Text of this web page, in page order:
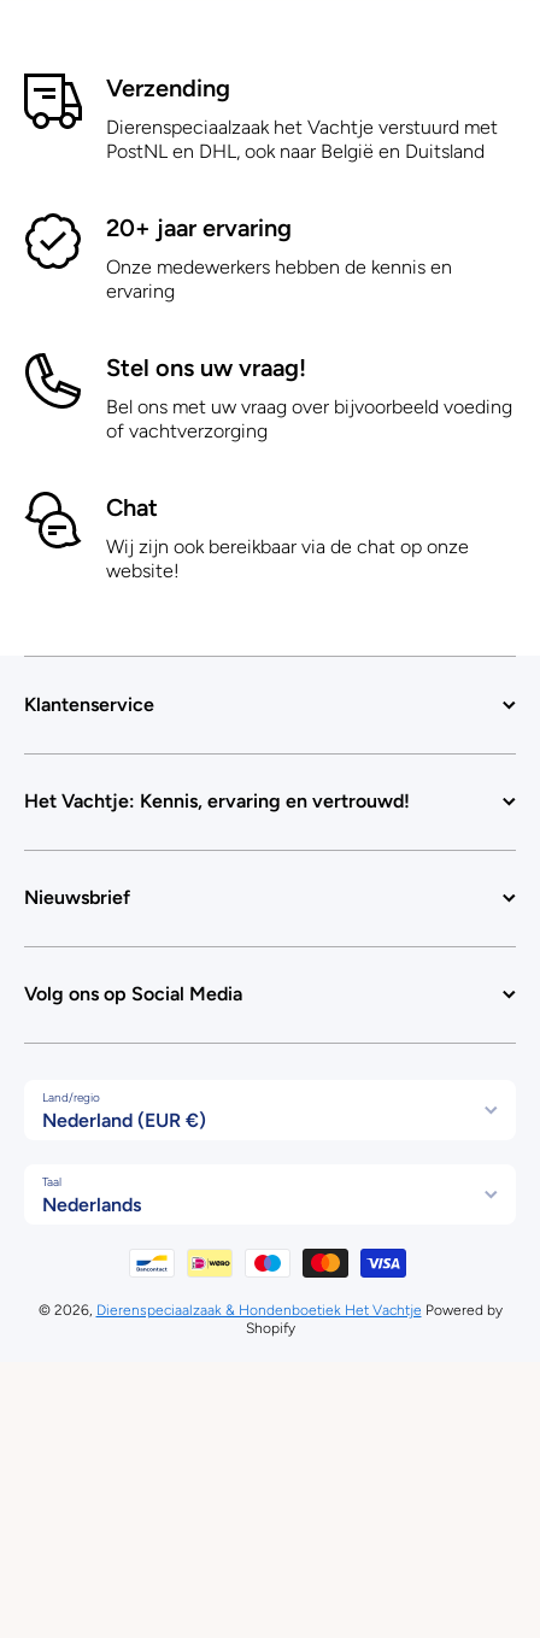
Verzending
Dierenspeciaalzaak het Vachtje verstuurd met
PostNL en DHL, ook naar België en Duitsland
20+ jaar ervaring
Onze medewerkers hebben de kennis en
ervaring
Stel ons uw vraag!
Bel ons met uw vraag over bijvoorbeeld voeding
of vachtverzorging
Chat
Wij zijn ook bereikbaar via de chat op onze
website!
Klantenservice
Het Vachtje: Kennis, ervaring en vertrouwd!
Nieuwsbrief
Volg ons op Social Media
Land/regio
Nederland (EUR €)
Taal
Nederlands
Betaalmethodes
© 2026, Dierenspeciaalzaak & Hondenboetiek Het Vachtje Powered by
Shopify